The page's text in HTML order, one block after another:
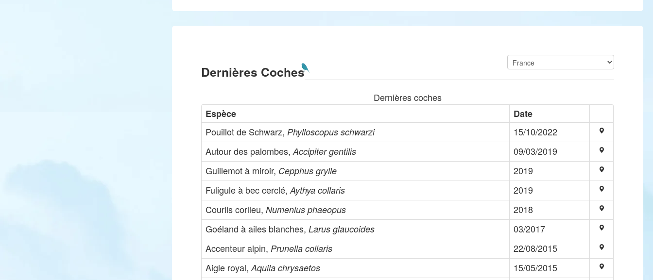
Dernières Coches
Dernières coches
Espèce
Date
Pouillot de Schwarz, Phylloscopus schwarzi
15/10/2022
Autour des palombes,Accipiter gentilis
09/03/2019
Guillemot à miroir, Cepphus grylle
2019
Fuligule à bec cerclé,Aythya collaris
2019
Courlis corlieu,Numenius phaeopus
2018
Goéland à ailes blanches,Larus glaucoides
03/2017
Accenteur alpin, Prunella collaris
22/08/2015
Aigle royal,Aquila chrysaetos
15/05/2015